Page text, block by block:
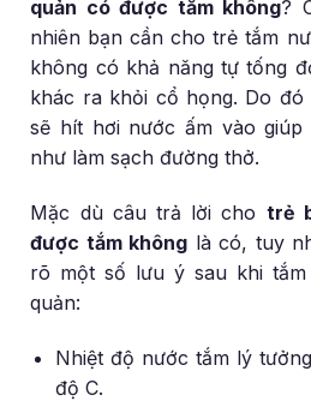
quản có được tắm không?
nhiên bạn cần cho trẻ tắm
không có khả năng tự tống
khác ra khỏi cổ họng. Do
sẽ hít hơi nước ấm vào giúp
như làm sạch đường thở.
Mặc dù câu trả lời cho trẻ
được tắm không là có, tuy
rõ một số lưu ý sau khi
quản:
Nhiệt độ nước tắm lý
độ C.